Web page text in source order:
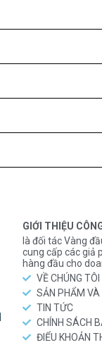
GIỚI THIỆU
là đối tác Vàng
cung cấp các giả
hàng đầu cho
VỀ CHÚNG TÔI
SẢN PHẨM VÀ
TIN TỨC
CHÍNH SÁCH
ĐIỂU KHOẢN